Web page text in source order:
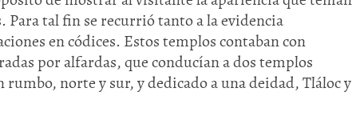
tal fin se recurrió tanto a la evidencia
en códices. Estos templos contaban con
por alfardas, que conducían a dos templos
norte y sur, y dedicado a una deidad, Tláloc y